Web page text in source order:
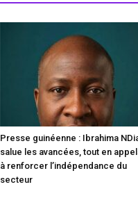
Presse guinéenne : Ibrahima
salue les avancées, tout en
à renforcer l’indépendance du
secteur